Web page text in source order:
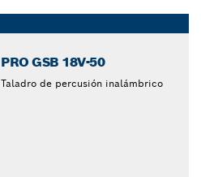
closed
PRO GSB 18V-50
Taladro de percusión inalámbrico